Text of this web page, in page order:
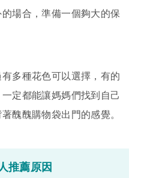
場合，準備一個夠大的保
多種花色可以選擇，有的
定都能讓媽媽們找到自己
醜醜購物袋出門的感覺。
推薦原因